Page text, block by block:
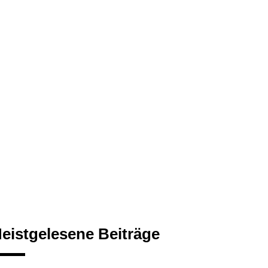
Beiträge